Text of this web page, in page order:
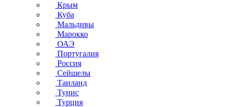
Крым
Куба
Мальдивы
Марокко
ОАЭ
Португалия
Россия
Сейшелы
Таиланд
Тунис
Турция